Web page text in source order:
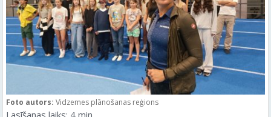
Foto autors: Vidzemes plānošanas reģions
Lasīšanas laiks: 4 min